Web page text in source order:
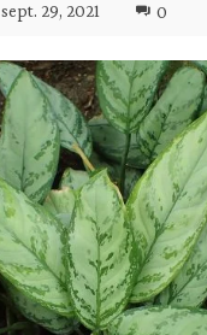
sept. 29, 2021 0